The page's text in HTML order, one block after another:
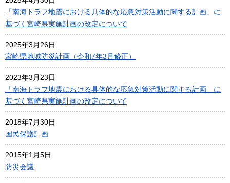
「南海トラフ地震における具体的な応急対策活動に関する計画」に
基づく宮崎県実施計画の改定について
2025年3月26日
宮崎県地域防災計画（令和7年3月修正）
2023年3月23日
「南海トラフ地震における具体的な応急対策活動に関する計画」に
基づく宮崎県実施計画の改定について
2018年7月30日
国民保護計画
2015年1月5日
防災会議